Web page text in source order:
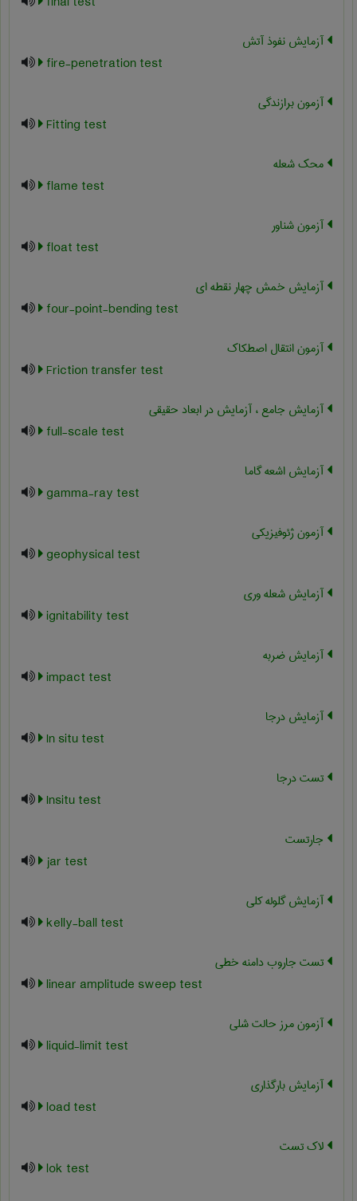
آزمایش نفوذ آتش
fire-penetration test
آزمون برازندگی
Fitting test
محک شعله
flame test
آزمون شناور
float test
آزمایش خمش چهار نقطه ای
four-point-bending test
آزمون انتقال اصطکاک
Friction transfer test
آزمایش جامع ، آزمایش در ابعاد حقیقی
full-scale test
آزمایش اشعه گاما
gamma-ray test
آزمون ژئوفیزیکی
geophysical test
آزمایش شعله وری
ignitability test
آزمایش ضربه
impact test
آزمایش درجا
In situ test
تست درجا
Insitu test
جارتست
jar test
آزمایش گلوله کلی
kelly-ball test
تست جاروب دامنه خطی
linear amplitude sweep test
آزمون مرز حالت شلی
liquid-limit test
آزمایش بارگذاری
load test
لاک تست
lok test